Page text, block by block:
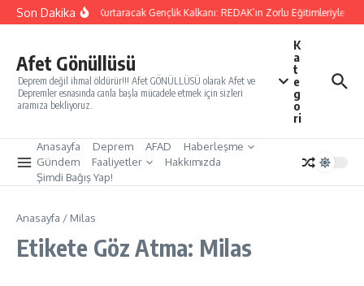
İçeriğe atla
Son DakikaYarınları Kurtaracak Gençlik Kalkanı: REDAK’ın Zorlu Eğitimleriyle
Afet Gönüllüsü
Deprem değil ihmal öldürür!!! Afet GÖNÜLLÜSÜ olarak Afet ve
Depremler esnasında canla başla mücadele etmek için sizleri
aramıza bekliyoruz.
K
a
t
e
g
o
ri
Anasayfa Deprem AFAD
Haberleşme
Gündem
Faaliyetler
Hakkımızda
Şimdi Bağış Yap!
Anasayfa / Milas
Etikete Göz Atma: Milas